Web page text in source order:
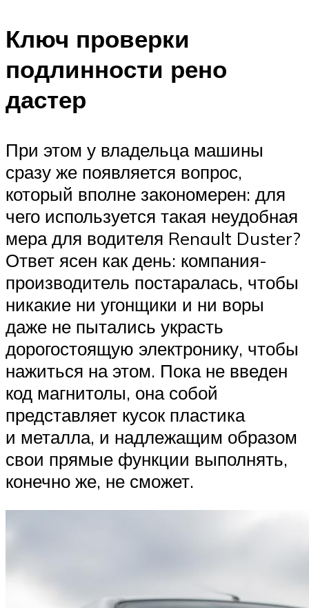
Ключ проверки
подлинности рено
дастер
При этом у владельца машины
сразу же появляется вопрос,
который вполне закономерен: для
чего используется такая неудобная
мера для водителя Renault Duster?
Ответ ясен как день: компания-
производитель постаралась, чтобы
никакие ни угонщики и ни воры
даже не пытались украсть
дорогостоящую электронику, чтобы
нажиться на этом. Пока не введен
код магнитолы, она собой
представляет кусок пластика
и металла, и надлежащим образом
свои прямые функции выполнять,
конечно же, не сможет.